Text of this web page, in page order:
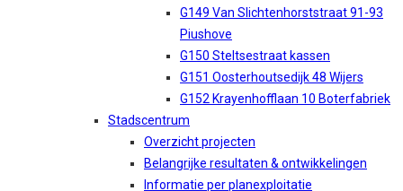
G149 Van Slichtenhorststraat 91-93
Piushove
G150 Steltsestraat kassen
G151 Oosterhoutsedijk 48 Wijers
G152 Krayenhofflaan 10 Boterfabriek
Stadscentrum
Overzicht projecten
Belangrijke resultaten & ontwikkelingen
Informatie per planexploitatie